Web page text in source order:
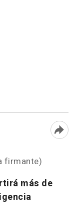
firmante)
más de